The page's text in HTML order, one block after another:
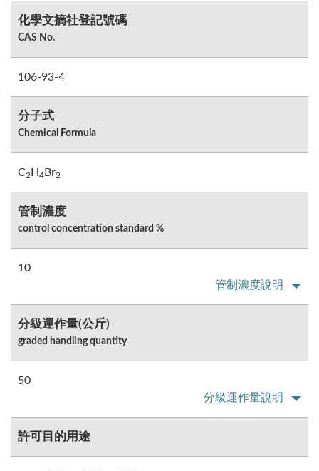
化學文摘社登記號碼
CAS No.
106-93-4
分子式
Chemical Formula
C2 H4 Br2
管制濃度
control concentration standard %
10
管制濃度說明
分級運作量(公斤)
graded handling quantity
50
分級運作量說明
許可目的用途